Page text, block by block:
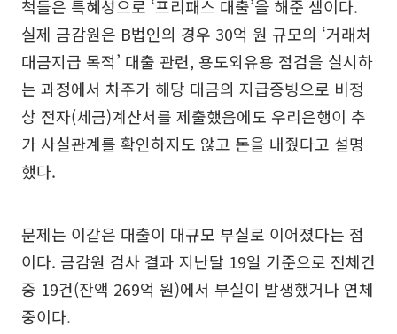
척들은 특혜성으로 ‘프리패스 대출’을 해준 셈이다.
실제 금감원은 B법인의 경우 30억 원 규모의 ‘거래처
대금지급 목적’ 대출 관련, 용도외유용 점검을 실시하
는 과정에서 차주가 해당 대금의 지급증빙으로 비정
상 전자(세금)계산서를 제출했음에도 우리은행이 추
가 사실관계를 확인하지도 않고 돈을 내줬다고 설명
했다.
문제는 이같은 대출이 대규모 부실로 이어졌다는 점
이다. 금감원 검사 결과 지난달 19일 기준으로 전체건
중 19건(잔액 269억 원)에서 부실이 발생했거나 연체
중이다.